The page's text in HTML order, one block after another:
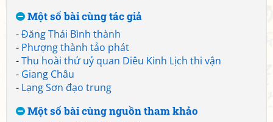
Một số bài cùng tác giả
-Đăng Thái Bình thành
- Phượng thành tảo phát
-Thu hoài thứ uỷ quan Diêu Kinh Lịch thi vận
- Giang Châu
- Lạng Sơn đạo trung
Một số bài cùng nguồn tham khảo